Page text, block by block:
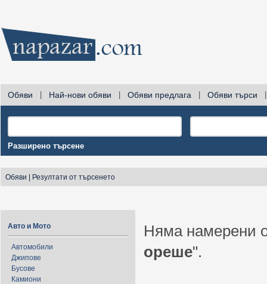
Обяви Най-нови обяви Обяви предлага Обяви търси
Разширено търсене
Обяви Резултати от търсенето
Авто и Мото
Автомобили
Джипове
Бусове
Камиони
Няма намерени
ореше".